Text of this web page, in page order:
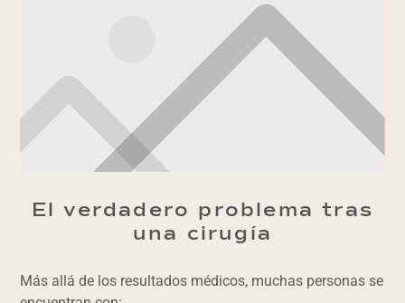
El verdadero problema tras
una cirugía
Más allá de los resultados médicos, muchas personas se